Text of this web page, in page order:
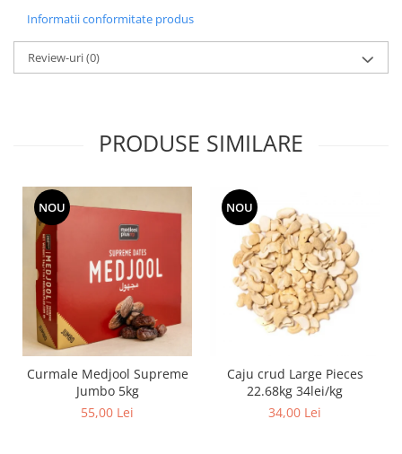
Informatii conformitate produs
Review-uri(0)
PRODUSE SIMILARE
NOU
Curmale Medjool Supreme
Jumbo 5kg
55,00 Lei
NOU
Caju crud Large Pieces
22.68kg 34lei/kg
34,00 Lei